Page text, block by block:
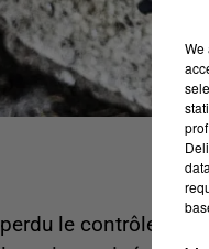
le contrôle de
We